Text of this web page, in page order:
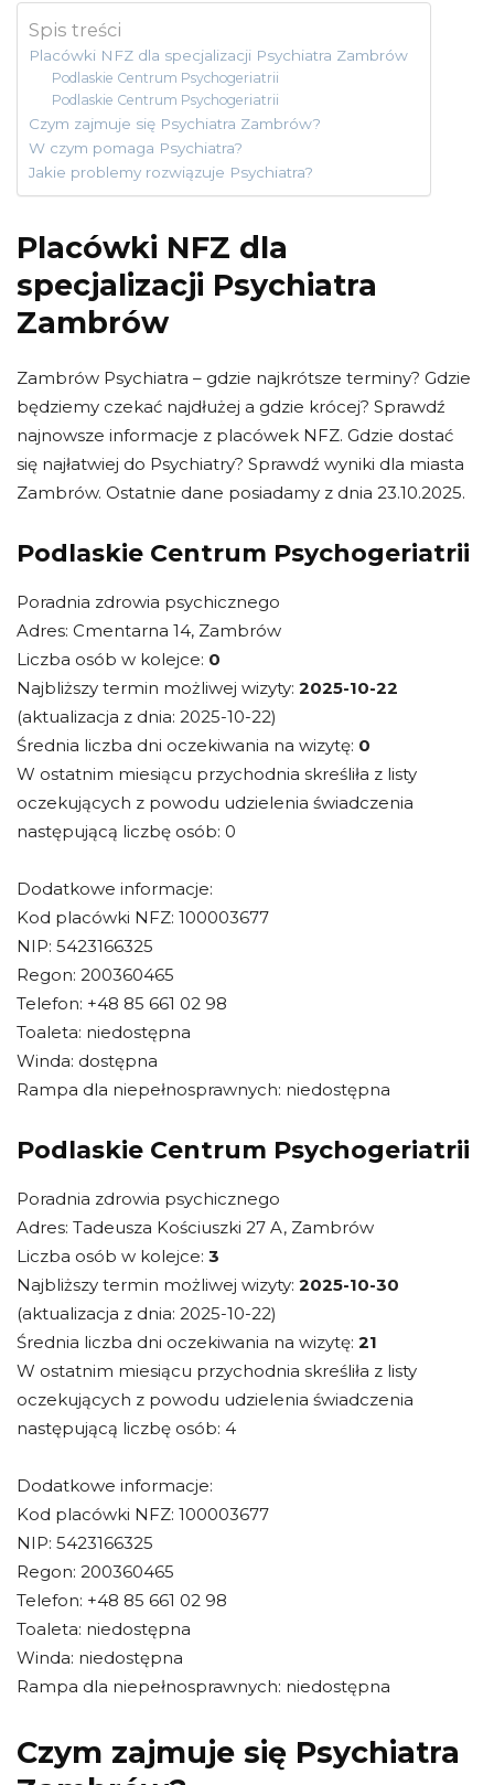
Spis treści
Placówki NFZ dla specjalizacji Psychiatra Zambrów
Podlaskie Centrum Psychogeriatrii
Podlaskie Centrum Psychogeriatrii
Czym zajmuje się Psychiatra Zambrów?
W czym pomaga Psychiatra?
Jakie problemy rozwiązuje Psychiatra?
Placówki NFZ dla
specjalizacji Psychiatra
Zambrów
Zambrów Psychiatra – gdzie najkrótsze terminy? Gdzie
będziemy czekać najdłużej a gdzie krócej? Sprawdź
najnowsze informacje z placówek NFZ. Gdzie dostać
się najłatwiej do Psychiatry? Sprawdź wyniki dla miasta
Zambrów. Ostatnie dane posiadamy z dnia 23.10.2025.
Podlaskie Centrum Psychogeriatrii
Poradnia zdrowia psychicznego
Adres: Cmentarna 14, Zambrów
Liczba osób w kolejce: 0
Najbliższy termin możliwej wizyty: 2025-10-22
(aktualizacja z dnia: 2025-10-22)
Średnia liczba dni oczekiwania na wizytę: 0
W ostatnim miesiącu przychodnia skreśliła z listy
oczekujących z powodu udzielenia świadczenia
następującą liczbę osób: 0
Dodatkowe informacje:
Kod placówki NFZ: 100003677
NIP: 5423166325
Regon: 200360465
Telefon: +48 85 661 02 98
Toaleta: niedostępna
Winda: dostępna
Rampa dla niepełnosprawnych: niedostępna
Podlaskie Centrum Psychogeriatrii
Poradnia zdrowia psychicznego
Adres: Tadeusza Kościuszki 27 A, Zambrów
Liczba osób w kolejce: 3
Najbliższy termin możliwej wizyty: 2025-10-30
(aktualizacja z dnia: 2025-10-22)
Średnia liczba dni oczekiwania na wizytę: 21
W ostatnim miesiącu przychodnia skreśliła z listy
oczekujących z powodu udzielenia świadczenia
następującą liczbę osób: 4
Dodatkowe informacje:
Kod placówki NFZ: 100003677
NIP: 5423166325
Regon: 200360465
Telefon: +48 85 661 02 98
Toaleta: niedostępna
Winda: niedostępna
Rampa dla niepełnosprawnych: niedostępna
Czym zajmuje się Psychiatra